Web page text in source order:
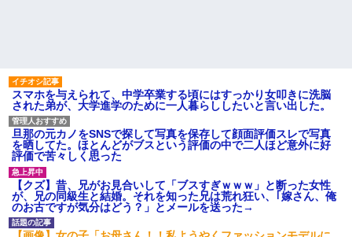
スマホを与えられて、中学卒業する頃にはすっかり女叩きに洗脳
された弟が、大学進学のために一人暮らししたいと言い出した。
旦那の元カノをSNSで探して写真を保存して顔面評価スレで写真
を晒してた。ほとんどがブスという評価の中で二人ほど意外に好
評価で苦々しく思った
【クズ】昔、兄がお見合いして「ブスすぎｗｗｗ」と断った女性
が、兄の同級生と結婚。それを知った兄は荒れ狂い、｢嫁さん、俺
のお古ですが気分はどう？」とメールを送った→